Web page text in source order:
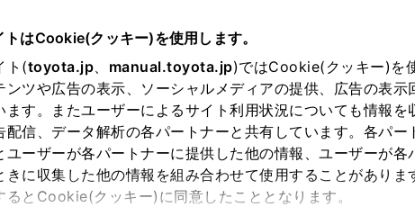
トはCookie(クッキー)を使用します。
ト(toyota.jp、 manual.toyota.jp)ではCookie(クッキー)を
ンツや広告の表示、ソーシャルメディアの提供、広告の表示
ます。またユーザーによるサイト利用状況についても情報を
配信、データ解析の各パートナーと共有しています。各パー
ユーザーが各パートナーに提供した他の情報、ユーザーが各
きに収集した他の情報を組み合わせて使用することがありま
るとCookie(クッキー)に同意したこととなります。
チメディア ETC の利用 道路事業者からのお願い
路事業者からのお願い
ニュー